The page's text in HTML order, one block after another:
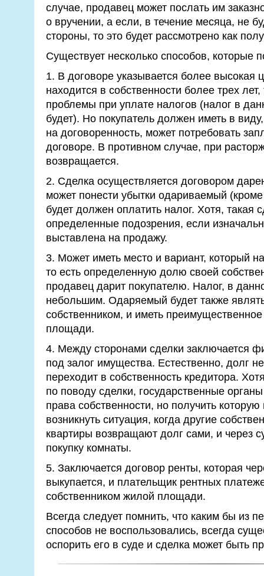
случае, продавец может послать им
о вручении, а если, в течение месяца, не
стороны, то это будет рассмотрено как
Существует несколько способов, которые
1. В договоре указывается более высокая
находится в собственности более трех лет,
проблемы при уплате налогов (налог в
будет). Но покупатель должен иметь в
на договоренность, может потребовать
договоре. В противном случае, при
возвращается.
2. Сделка осуществляется договором
может понести убытки одариваемый
будет должен оплатить налог. Хотя, такая
определенные подозрения, если
выставлена на продажу.
3. Может иметь место и вариант, который
то есть определенную долю своей
продавец дарит покупателю. Налог, в
небольшим. Одаряемый будет также
собственником, и иметь преимущественное
площади.
4. Между сторонами сделки заключается
под залог имущества. Естественно, долг
переходит в собственность кредитора.
по поводу сделки, государственные
права собственности, но получить
возникнуть ситуация, когда другие
квартиры возвращают долг сами, и через
покупку комнаты.
5. Заключается договор ренты, которая
выкупается, и плательщик рентных
собственником жилой площади.
Всегда следует помнить, что каким бы из
способов не воспользовались, всегда
оспорить его в суде и сделка может быть